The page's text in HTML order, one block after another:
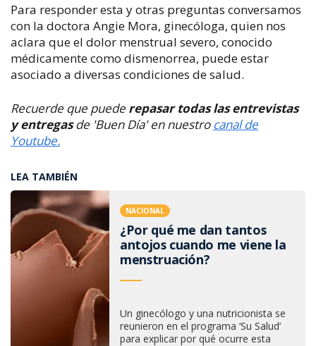
Para responder esta y otras preguntas conversamos
con la doctora Angie Mora, ginecóloga, quien nos
aclara que el dolor menstrual severo, conocido
médicamente como dismenorrea, puede estar
asociado a diversas condiciones de salud.
Recuerde que puede repasar todas las entrevistas
y entregasde 'Buen Día' en nuestro canal de
Youtube.
LEA TAMBIÉN
NACIONAL
¿Por qué me dan tantos
antojos cuando me viene la
menstruación?
Un ginecólogo y una nutricionista se
reunieron en el programa ‘Su Salud’
para explicar por qué ocurre esta